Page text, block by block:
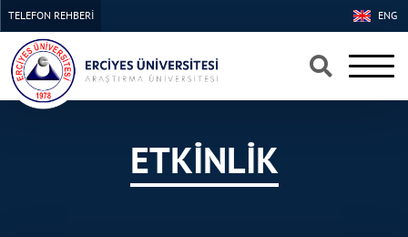
×
×
ENG
TELEFON REHBERİ
ETKİNLİK